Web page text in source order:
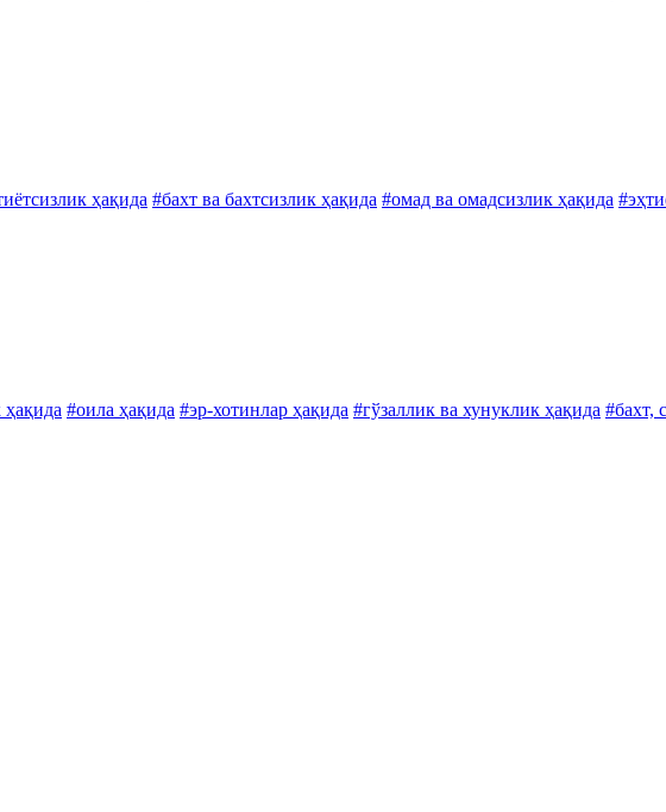
ҳақида #бахт ва бахтсизлик ҳақида #омад ва омадсизлик ҳақида
#оила ҳақида #эр-хотинлар ҳақида #гўзаллик ва хунуклик ҳақида #бахт,